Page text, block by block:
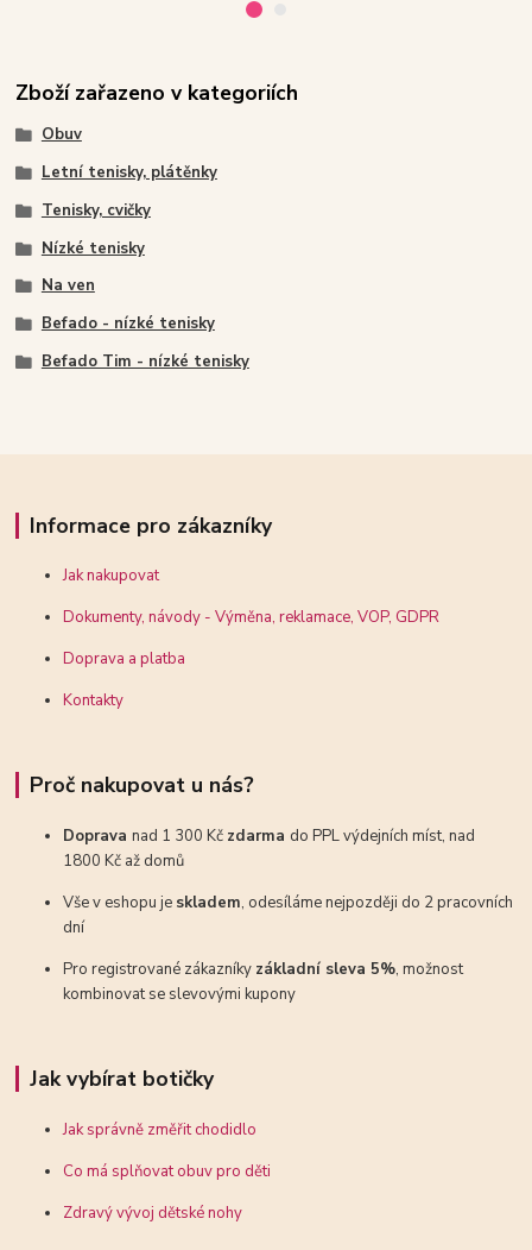
Zboží zařazeno v kategoriích
Obuv
Letní tenisky, plátěnky
Tenisky, cvičky
Nízké tenisky
Na ven
Befado - nízké tenisky
Befado Tim - nízké tenisky
Informace pro zákazníky
Jak nakupovat
Dokumenty, návody - Výměna, reklamace, VOP, GDPR
Doprava a platba
Kontakty
Proč nakupovat u nás?
Dopravanad 1 300 Kč zdarma do PPL výdejních míst, nad
1800 Kč až domů
Vše v eshopu je skladem, odesíláme nejpozději do 2 pracovních
dní
Pro registrované zákazníky základní sleva 5%, možnost
kombinovat se slevovými kupony
Jak vybírat botičky
Jak správně změřit chodidlo
Co má splňovat obuv pro děti
Zdravý vývoj dětské nohy